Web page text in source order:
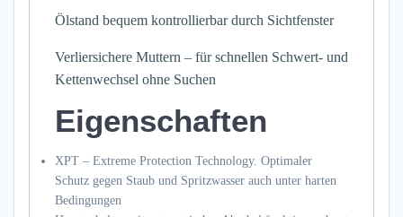
Ölstand bequem kontrollierbar durch Sichtfenster
Verliersichere Muttern – für schnellen Schwert- und
Kettenwechsel ohne Suchen
Eigenschaften
XPT – Extreme Protection Technology. Optimaler
Schutz gegen Staub und Spritzwasser auch unter harten
Bedingungen